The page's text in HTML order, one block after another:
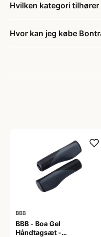
Hvilken kategori
Hvor kan jeg købe
BBB
BBB - Boa Gel
Håndtagsæt -